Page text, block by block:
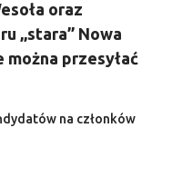
oraz
„stara” Nowa
można przesyłać
na członków